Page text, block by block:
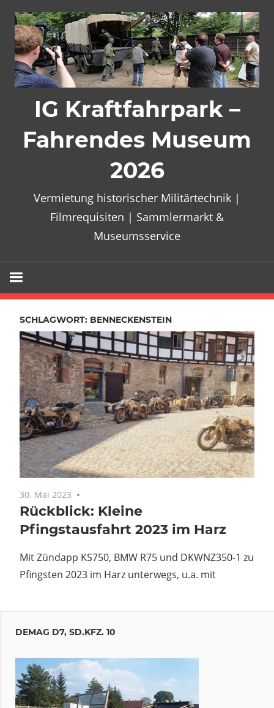
Inhalt
springen
IG Kraftfahrpark –
Fahrendes Museum
2026
Vermietung historischer Militärtechnik |
Filmrequisiten | Sammlermarkt &
Museumsservice
SCHLAGWORT: BENNECKENSTEIN
30. Mai 2023
Rückblick: Kleine
Pfingstausfahrt 2023 im Harz
Mit Zündapp KS750, BMW R75 und DKWNZ350-1 zu
Pfingsten 2023 im Harz unterwegs, u.a. mit
DEMAG D7, SD.KFZ. 10